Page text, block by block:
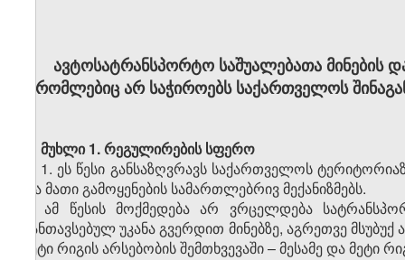
ავტოსატრანსპორტო საშუალებათა მინების
რომლებიც არ საჭიროებს საქართველოს
მუხლი 1. რეგულირების სფერო
1. ეს წესი განსაზღვრავს საქართველოს
და მათი გამოყენების სამართლებრივ მექანიზმებს.
2. ამ წესის მოქმედება არ ვრცელდება
განთავსებულ უკანა გვერდით მინებზე, აგრეთვე
მეტი რიგის არსებობის შემთხვევაში – მესამე და მეტი